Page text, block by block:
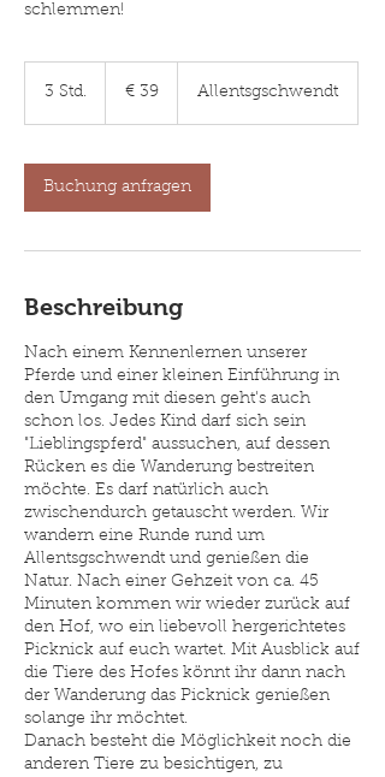
schlemmen!
3 Std.
d
.
Euro
€ 39 Allentsgschwendt
Buchung anfragen
Beschreibung
Nach einem Kennenlernen unserer
Pferde und einer kleinen Einführung in
den Umgang mit diesen geht's auch
schon los. Jedes Kind darf sich sein
"Lieblingspferd" aussuchen, auf dessen
Rücken es die Wanderung bestreiten
möchte. Es darf natürlich auch
zwischendurch getauscht werden. Wir
wandern eine Runde rund um
Allentsgschwendt und genießen die
Natur. Nach einer Gehzeit von ca. 45
Minuten kommen wir wieder zurück auf
den Hof, wo ein liebevoll hergerichtetes
Picknick auf euch wartet. Mit Ausblick auf
die Tiere des Hofes könnt ihr dann nach
der Wanderung das Picknick genießen
solange ihr möchtet.
Danach besteht die Möglichkeit noch die
anderen Tiere zu besichtigen, zu